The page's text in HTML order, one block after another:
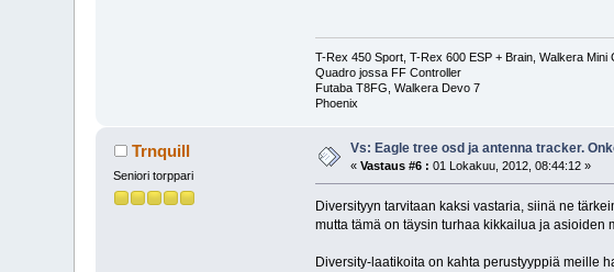
T-Rex 450 Sport, T-Rex 600 ESP + Brain, Walkera Mini
Quadro jossa FF Controller
Futaba T8FG, Walkera Devo 7
Phoenix
Trnquill
Seniori torppari
Vs: Eagle tree osd ja antenna tracker.
«Vastaus #6 : 01 Lokakuu, 2012, 08:44:12 »
Diversityyn tarvitaan kaksi vastaria, siinä ne
mutta tämä on täysin turhaa kikkailua ja asioiden
Diversity-laatikoita on kahta perustyyppiä meille